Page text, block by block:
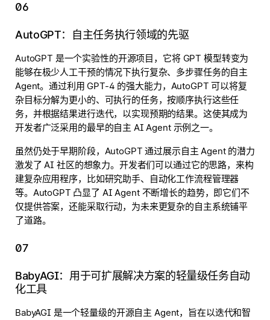
06
AutoGPT：自主任务执行领域的先驱
AutoGPT 是一个实验性的开源项目，它将 GPT 模型转变为
能够在极少人工干预的情况下执行复杂、多步骤任务的自主
Agent。通过利用 GPT-4 的强大能力，AutoGPT 可以将复
杂目标分解为更小的、可执行的任务，按顺序执行这些任
务，并根据结果进行迭代，以实现预期的结果。这使其成为
开发者广泛采用的最早的自主 AI Agent 示例之一。
虽然仍处于早期阶段，AutoGPT 通过展示自主 Agent 的潜力
激发了 AI 社区的想象力。开发者们可以通过它的思路，来构
建复杂应用程序，比如研究助手、自动化工作流程管理器
等。AutoGPT 凸显了 AI Agent 不断增长的趋势，即它们不
仅提供答案，还能采取行动，为未来更复杂的自主系统铺平
了道路。
07
BabyAGI：用于可扩展解决方案的轻量级任务自动
化工具
BabyAGI 是一个轻量级的开源自主 Agent，旨在以迭代和智